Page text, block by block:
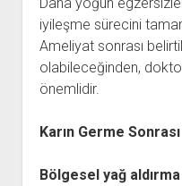
iyileşme sürecini
Ameliyat sonrası
olabileceğinden,
önemlidir.
Karın Germe
Bölgesel yağ aldırma